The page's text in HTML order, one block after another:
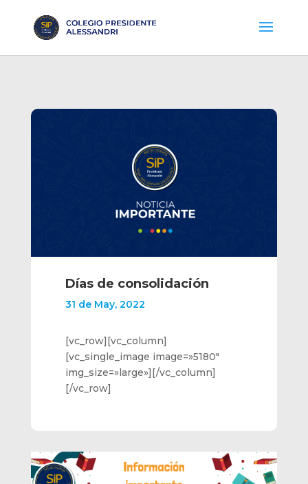
Días de consolidación
31 de May, 2022
[vc_row][vc_column]
[vc_single_image image=»5180″
img_size=»large»][/vc_column]
[/vc_row]